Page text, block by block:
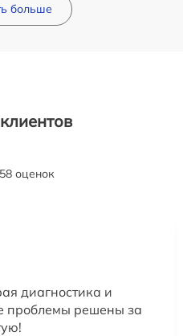
больше
оценок
диагностика и
проблемы решены за